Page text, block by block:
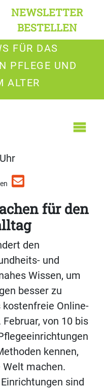
NEWSLETTER
BESTELLEN
FÜR DAS
PFLEGE UND
ALTER
für den
den
und
Wissen, um
besser zu
Online-
von 10 bis
kennen,
machen.
sind